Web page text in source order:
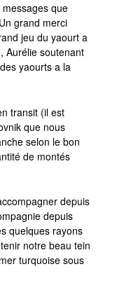
que
grand merci
jeu du yaourt a
Aurélie soutenant
yaourts a la
transit (il est
que nous
selon le bon
de montés
depuis
depuis
quelques rayons
notre beau tein
turquoise sous